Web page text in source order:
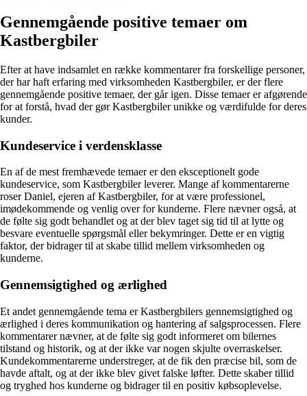
Gennemgående positive temaer om
Kastbergbiler
Efter at have indsamlet en række kommentarer fra forskellige personer,
der har haft erfaring med virksomheden Kastbergbiler, er der flere
gennemgående positive temaer, der går igen. Disse temaer er afgørende
for at forstå, hvad der gør Kastbergbiler unikke og værdifulde for deres
kunder.
Kundeservice i verdensklasse
En af de mest fremhævede temaer er den eksceptionelt gode
kundeservice, som Kastbergbiler leverer. Mange af kommentarerne
roser Daniel, ejeren af Kastbergbiler, for at være professionel,
imødekommende og venlig over for kunderne. Flere nævner også, at
de følte sig godt behandlet og at der blev taget sig tid til at lytte og
besvare eventuelle spørgsmål eller bekymringer. Dette er en vigtig
faktor, der bidrager til at skabe tillid mellem virksomheden og
kunderne.
Gennemsigtighed og ærlighed
Et andet gennemgående tema er Kastbergbilers gennemsigtighed og
ærlighed i deres kommunikation og hantering af salgsprocessen. Flere
kommentarer nævner, at de følte sig godt informeret om bilernes
tilstand og historik, og at der ikke var nogen skjulte overraskelser.
Kundekommentarerne understreger, at de fik den præcise bil, som de
havde aftalt, og at der ikke blev givet falske løfter. Dette skaber tillid
og tryghed hos kunderne og bidrager til en positiv købsoplevelse.